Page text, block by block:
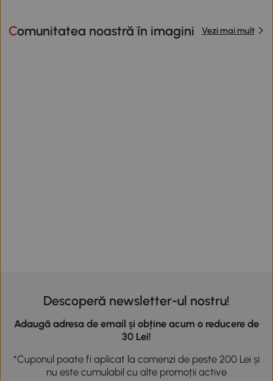
Comunitatea noastră în imagini Vezi mai mult
Descoperă newsletter-ul nostru!
Adaugă adresa de email și obține acum o reducere de
30 Lei!
*Cuponul poate fi aplicat la comenzi de peste 200 Lei și
nu este cumulabil cu alte promoții active